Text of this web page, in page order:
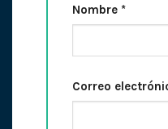
Nombre *
Correo